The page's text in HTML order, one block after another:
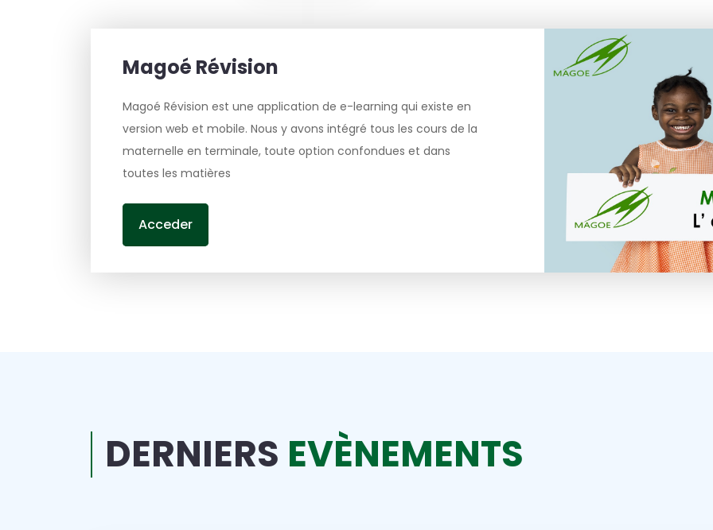
Magoé Révision
Magoé Révision est une application de e-learning qui existe en
version web et mobile. Nous y avons intégré tous les cours de la
maternelle en terminale, toute option confondues et dans
toutes les matières
Acceder
DERNIERS EVÈNEMENTS